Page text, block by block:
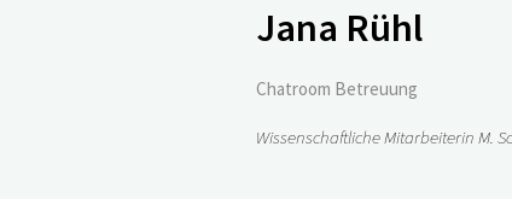
Jana Rühl
Chatroom Betreuung
Wissenschaftliche Mitarbeiterin M. Sc.